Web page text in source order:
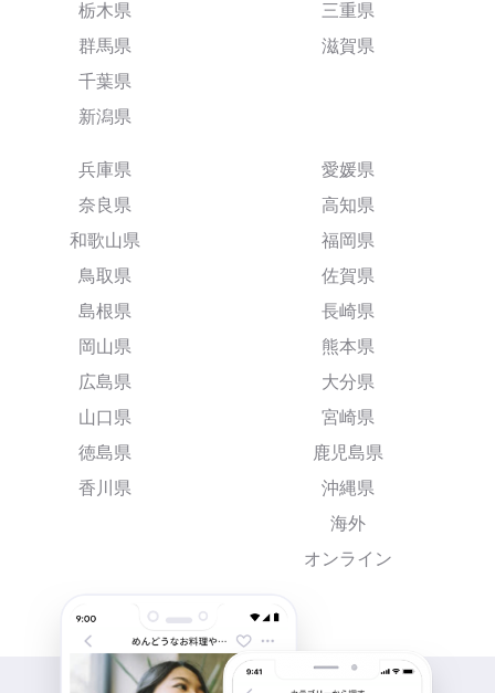
栃木県
群馬県
千葉県
新潟県
三重県
滋賀県
兵庫県
奈良県
和歌山県
鳥取県
島根県
岡山県
広島県
山口県
徳島県
香川県
愛媛県
高知県
福岡県
佐賀県
長崎県
熊本県
大分県
宮崎県
鹿児島県
沖縄県
海外
オンライン